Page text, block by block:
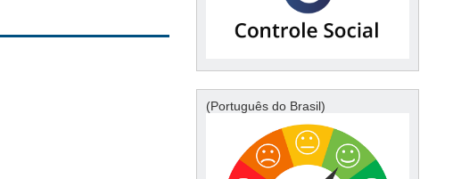
(Português do Brasil)